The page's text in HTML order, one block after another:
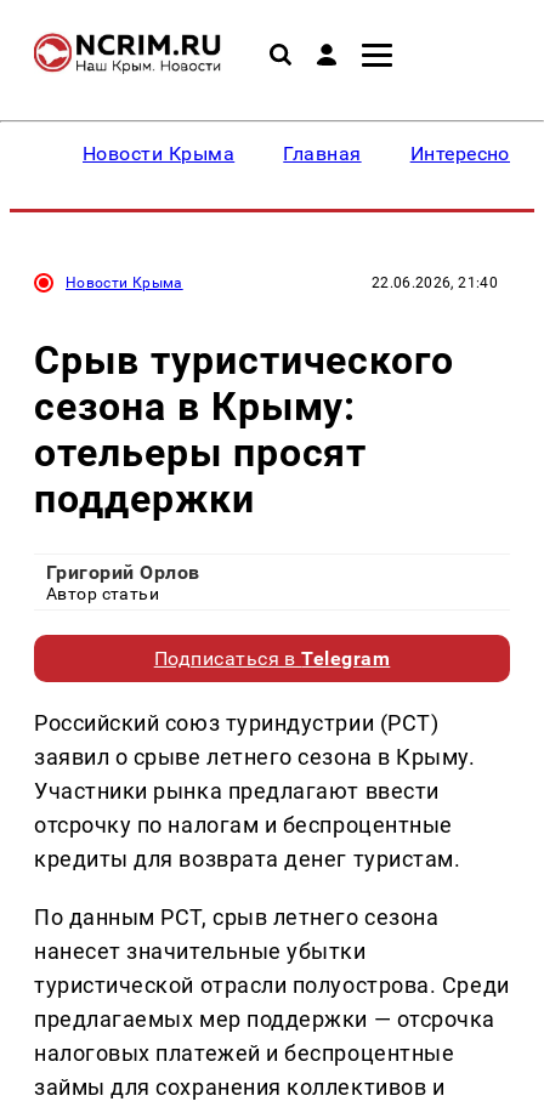
Новости Крыма Главная Интересное
Новости Крыма 22.06.2026, 21:40
Срыв туристического
сезона в Крыму:
отельеры просят
поддержки
Григорий Орлов
Автор статьи
Подписаться вTelegram
Российский союз туриндустрии (РСТ)
заявил о срыве летнего сезона в Крыму.
Участники рынка предлагают ввести
отсрочку по налогам и беспроцентные
кредиты для возврата денег туристам.
По данным РСТ, срыв летнего сезона
нанесет значительные убытки
туристической отрасли полуострова. Среди
предлагаемых мер поддержки — отсрочка
налоговых платежей и беспроцентные
займы для сохранения коллективов и